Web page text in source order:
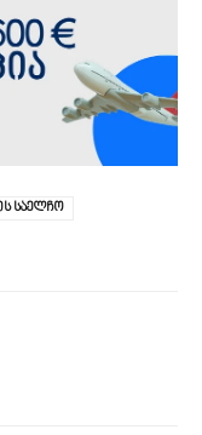
საელჩო